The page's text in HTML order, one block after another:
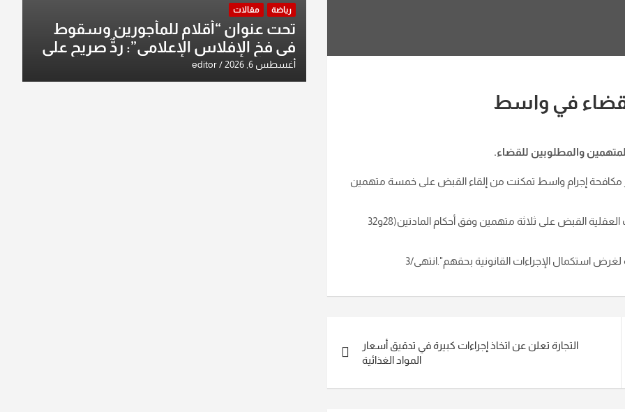
في واسط
والمطلوبين للقضاء.
مكافحة إجرام واسط تمكنت من إلقاء القبض على خمسة متهمين
واضافت: "الى ذلك، ألقت مفارز مديرية شؤون المخدرات والمؤثرات العقلية القبض على ثلاثة متهمين وفق أحكام المادتين(28و32
لغرض استكمال الإجراءات القانونية بحقهم".انتهى/3
التجارة تعلن عن اتخاذ إجراءات كبيرة في تدقيق أسعار
المواد الغذائية
رياضة مقالات
تحت عنوان “أقلام للمأجورين وسقوط
في فخ الإفلاس الإعلامي”: ردٌّ صريح على
افتراءات سمير الشكرجي
أغسطس 6, 2026 editor